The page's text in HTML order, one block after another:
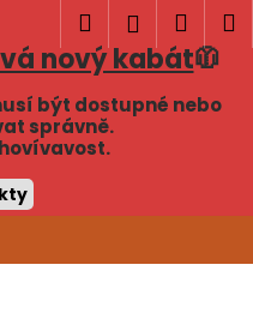
nový kabát🧥
být dostupné nebo
správně.
Hledat
košík